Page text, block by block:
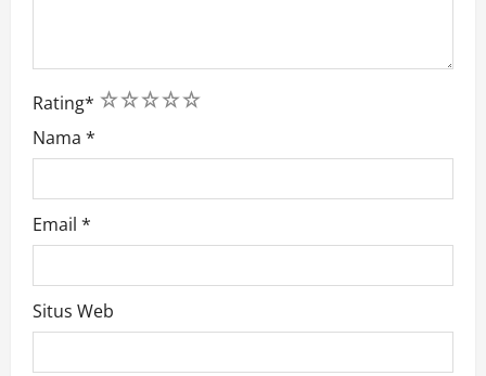
Rating* 5
4
3
2
1
Nama *
Email *
Situs Web